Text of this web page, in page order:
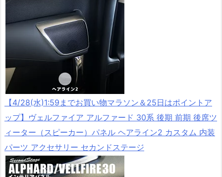
【4/28(水)1:59までお買い物マラソン＆25日はポイントア
ップ】ヴェルファイア アルファード 30系 後期 前期 後席ツ
ィーター（スピーカー）パネル ヘアライン2 カスタム 内装
パーツ アクセサリー セカンドステージ